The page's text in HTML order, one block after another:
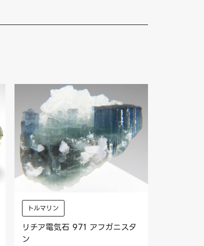
トルマリン
リチア電気石 971 アフガニスタ
ン